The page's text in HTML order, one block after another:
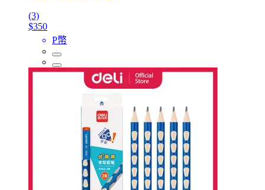
(3)
$350
P幣